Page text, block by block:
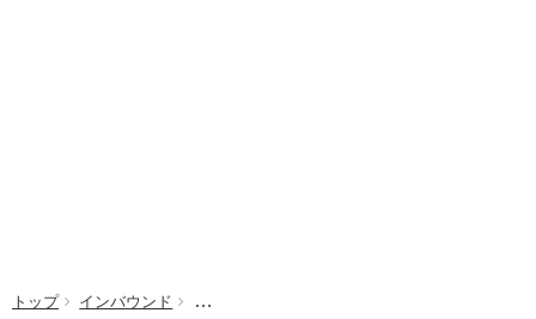
トップ インバウンド トリップアドバイザー「世界の人気観光スポッ